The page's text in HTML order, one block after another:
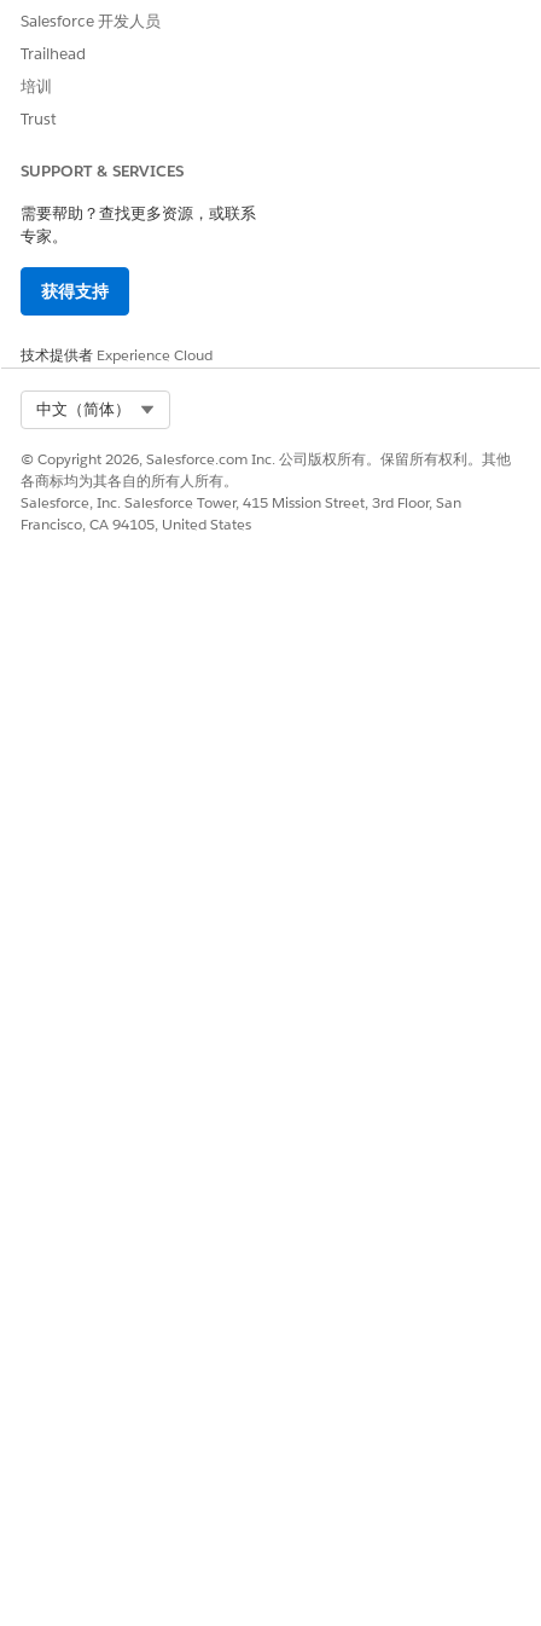
Salesforce 开发人员
Trailhead
培训
Trust
SUPPORT & SERVICES
需要帮助？查找更多资源，或联系
专家。
获得支持
技术提供者 Experience Cloud
中文（简体）
© Copyright 2026, Salesforce.com Inc. 公司版权所有。保留所有权利。其他
各商标均为其各自的所有人所有。
Salesforce, Inc. Salesforce Tower, 415 Mission Street, 3rd Floor, San
Francisco, CA 94105, United States